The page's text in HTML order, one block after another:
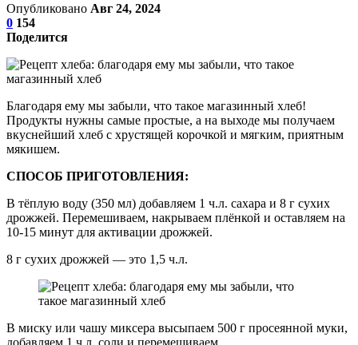
Опубликовано Авг 24, 2024
0 154
Поделится
Благодаря ему мы забыли, что такое магазинный хлеб!
Продукты нужны самые простые, а на выходе мы получаем
вкуснейший хлеб с хрустящей корочкой и мягким, приятным
мякишем.
СПОСОБ ПРИГОТОВЛЕНИЯ:
В тёплую воду (350 мл) добавляем 1 ч.л. сахара и 8 г сухих
дрожжей. Перемешиваем, накрываем плёнкой и оставляем на
10-15 минут для активации дрожжей.
8 г сухих дрожжей — это 1,5 ч.л.
В миску или чашу миксера высыпаем 500 г просеянной муки,
добавляем 1 ч.л. соли и перемешиваем.